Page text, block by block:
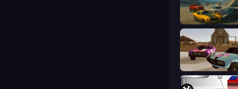
Derby Crash
Village Car Stunts